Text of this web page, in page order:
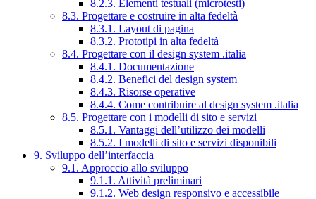
8.2.3. Elementi testuali (microtesti)
8.3. Progettare e costruire in alta fedeltà
8.3.1. Layout di pagina
8.3.2. Prototipi in alta fedeltà
8.4. Progettare con il design system .italia
8.4.1. Documentazione
8.4.2. Benefici del design system
8.4.3. Risorse operative
8.4.4. Come contribuire al design system .italia
8.5. Progettare con i modelli di sito e servizi
8.5.1. Vantaggi dell’utilizzo dei modelli
8.5.2. I modelli di sito e servizi disponibili
9. Sviluppo dell’interfaccia
9.1. Approccio allo sviluppo
9.1.1. Attività preliminari
9.1.2. Web design responsivo e accessibile